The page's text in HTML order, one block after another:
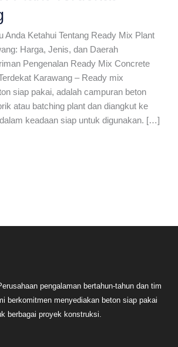
Anda Ketahui Tentang Ready Mix Plant
Harga, Jenis, dan Daerah
Pengenalan Ready Mix Concrete
Karawang – Ready mix
siap pakai, adalah campuran beton
atau batching plant dan diangkut ke
keadaan siap untuk digunakan. […]
pengalaman bertahun-tahun dan tim
berkomitmen menyediakan beton siap pakai
berbagai proyek konstruksi.